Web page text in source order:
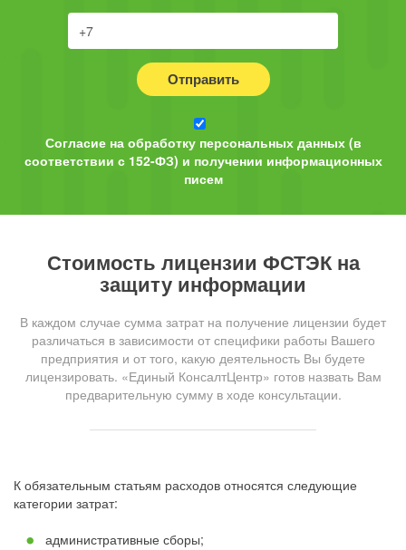
Отправить
Согласие на обработку персональных данных (в
соответствии с 152-ФЗ) и получении информационных
писем
Стоимость лицензии ФСТЭК на
защиту информации
В каждом случае сумма затрат на получение лицензии будет
различаться в зависимости от специфики работы Вашего
предприятия и от того, какую деятельность Вы будете
лицензировать. «Единый КонсалтЦентр» готов назвать Вам
предварительную сумму в ходе консультации.
К обязательным статьям расходов относятся следующие
категории затрат:
административные сборы;